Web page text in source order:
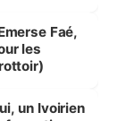
Faé,
les
un Ivoirien